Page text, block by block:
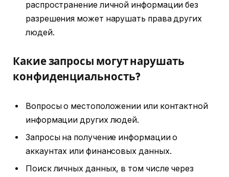
распространение личной информации без
разрешения может нарушать права других
людей.
Какие запросы могут нарушать
конфиденциальность?
Вопросы о местоположении или контактной
информации других людей.
Запросы на получение информации о
аккаунтах или финансовых данных.
Поиск личных данных, в том числе через